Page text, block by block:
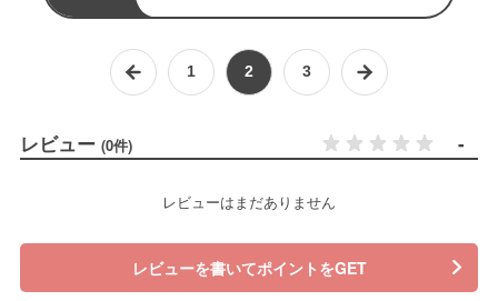
1 2 3
レビュー (0件) -
レビューはまだありません
レビューを書いてポイントをGET